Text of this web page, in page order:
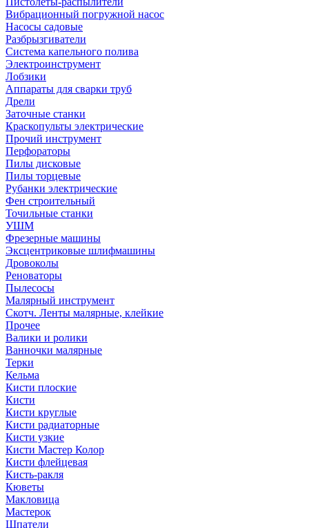
Вибрационный погружной насос
Насосы садовые
Разбрызгиватели
Система капельного полива
Электроинструмент
Лобзики
Аппараты для сварки труб
Дрели
Заточные станки
Краскопульты электрические
Прочий инструмент
Перфораторы
Пилы дисковые
Пилы торцевые
Рубанки электрические
Фен строительный
Точильные станки
УШМ
Фрезерные машины
Эксцентриковые шлифмашины
Дровоколы
Реноваторы
Пылесосы
Малярный инструмент
Скотч. Ленты малярные, клейкие
Прочее
Валики и ролики
Ванночки малярные
Терки
Кельма
Кисти плоские
Кисти
Кисти круглые
Кисти радиаторные
Кисти узкие
Кисти Мастер Колор
Кисти флейцевая
Кисть-ракля
Кюветы
Макловица
Мастерок
Шпатели